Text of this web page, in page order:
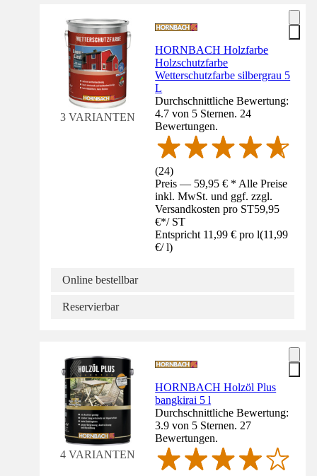
3 VARIANTEN
HORNBACH Holzfarbe
Holzschutzfarbe
Wetterschutzfarbe silbergrau 5
L
Durchschnittliche Bewertung:
4.7 von 5 Sternen. 24
Bewertungen.
(24)
Preis — 59,95 € * Alle Preise
inkl. MwSt. und ggf. zzgl.
Versandkosten pro ST59,95
€*/ ST
Entspricht 11,99 € pro l(11,99
€/ l)
Online bestellbar
Reservierbar
4 VARIANTEN
HORNBACH Holzöl Plus
bangkirai 5 l
Durchschnittliche Bewertung:
3.9 von 5 Sternen. 27
Bewertungen.